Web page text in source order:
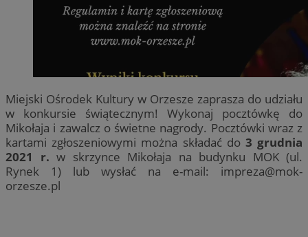
Miejski Ośrodek Kultury w Orzesze zaprasza do udziału
w konkursie świątecznym! Wykonaj pocztówkę do
Mikołaja i zawalcz o świetne nagrody. Pocztówki wraz z
kartami zgłoszeniowymi można składać do 3 grudnia
2021 r. w skrzynce Mikołaja na budynku MOK (ul.
Rynek 1) lub wysłać na e-mail: impreza@mok-
orzesze.pl